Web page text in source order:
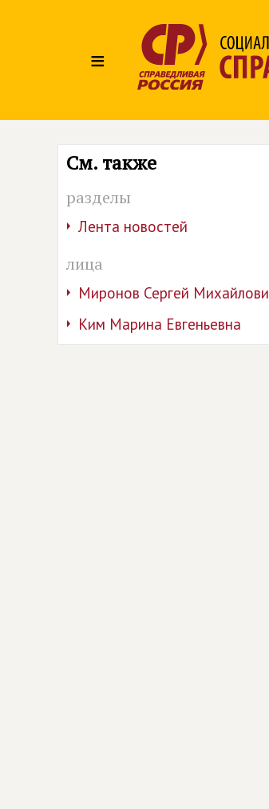
≡
См. также
разделы
Лента новостей
лица
Миронов Сергей
Ким Марина Евгеньевна